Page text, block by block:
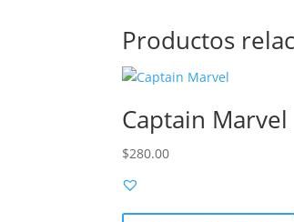
Productos
Captain Marvel
$280.00